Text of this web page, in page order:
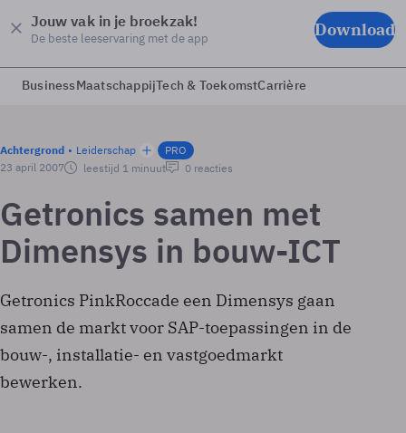
Jouw vak in je broekzak!
De beste leeservaring met de app Download
BusinessMaatschappijTech & ToekomstCarrière
Achtergrond Leiderschap
PRO
23 april 2007
leestijd 1 minuut 0 reacties
Getronics samen met
Dimensys in bouw-ICT
Getronics PinkRoccade een Dimensys gaan
samen de markt voor SAP-toepassingen in de
bouw-, installatie- en vastgoedmarkt
bewerken.